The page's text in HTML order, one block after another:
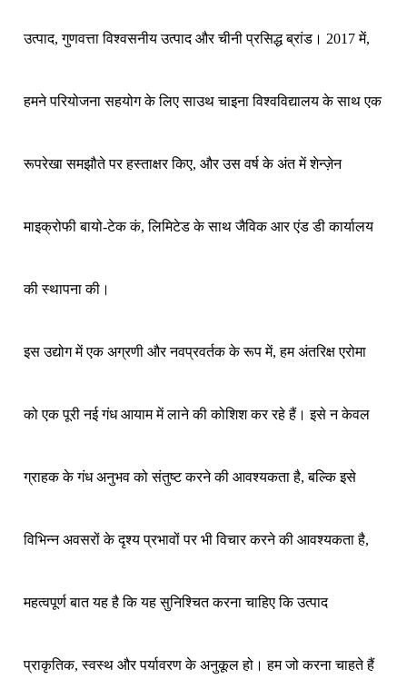
उत्पाद, गुणवत्ता विश्वसनीय उत्पाद और चीनी प्रसिद्ध ब्रांड। 2017 में,
हमने परियोजना सहयोग के लिए साउथ चाइना विश्वविद्यालय के साथ एक
रूपरेखा समझौते पर हस्ताक्षर किए, और उस वर्ष के अंत में शेन्ज़ेन
माइक्रोफी बायो-टेक कं, लिमिटेड के साथ जैविक आर एंड डी कार्यालय
की स्थापना की।
इस उद्योग में एक अग्रणी और नवप्रवर्तक के रूप में, हम अंतरिक्ष एरोमा
को एक पूरी नई गंध आयाम में लाने की कोशिश कर रहे हैं। इसे न केवल
ग्राहक के गंध अनुभव को संतुष्ट करने की आवश्यकता है, बल्कि इसे
विभिन्न अवसरों के दृश्य प्रभावों पर भी विचार करने की आवश्यकता है,
महत्वपूर्ण बात यह है कि यह सुनिश्चित करना चाहिए कि उत्पाद
प्राकृतिक, स्वस्थ और पर्यावरण के अनुकूल हो। हम जो करना चाहते हैं